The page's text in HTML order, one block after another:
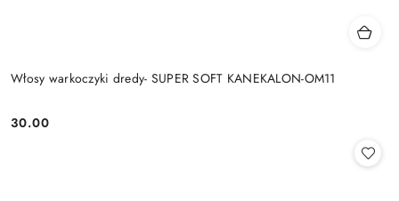
Włosy warkoczyki dredy- SUPER SOFT KANEKALON-OM11
Cena:
30.00